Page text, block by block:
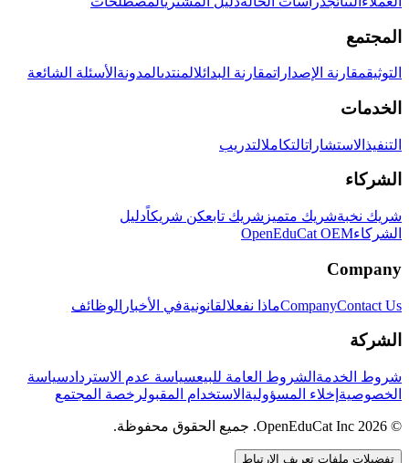
المجتمع
التوثيقمقارنة الإصداراتمقارنة البدائلالمنتدىالمدونة الأسئلة الشائعة
الخدمات
التنفيذ الاستشاراتالتكاملالتدريب
الشركاء
شريك نخبةشريك متميز شريك تابعكن شريكاًدليل
الشركاءOpenEduCat OEM
Company
CompanyContact Us ماذا نفعلالقانونيةفي الأخبار الوظائف
الشركة
شروط الخدمة الشروط العامة للبيعسياسة عدم الاستردادسياسة
الخصوصية إخلاء المسؤولية الاستخدام المقبولرخصة المجتمع
© 2026 OpenEduCat Inc. جميع الحقوق محفوظة.
تفضيلات ملفات تعريف الارتباط